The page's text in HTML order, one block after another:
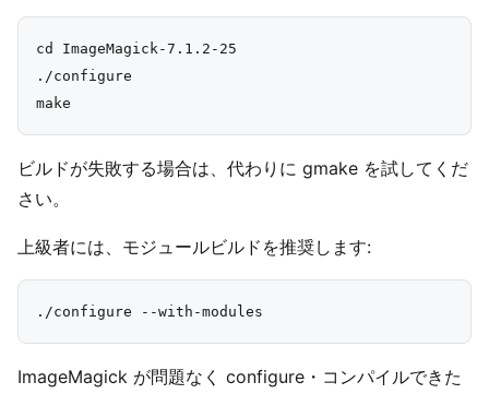
cd ImageMagick-7.1.2-25
./configure
ビルドが失敗する場合は、代わりに gmake を試してくだ
さい。
上級者には、モジュールビルドを推奨します:
ImageMagick が問題なく configure・コンパイルできた